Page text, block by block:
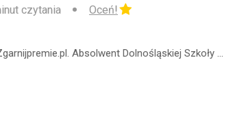
czytania Oceń!
Absolwent Dolnośląskiej Szkoły …